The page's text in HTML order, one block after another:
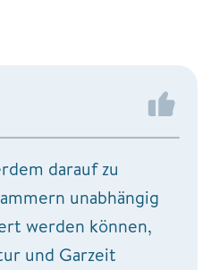
darauf zu
unabhängig
werden können,
und Garzeit